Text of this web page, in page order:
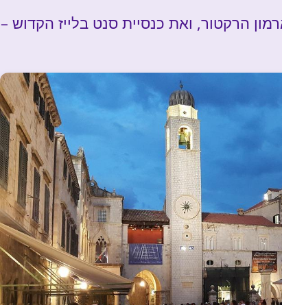
הרקטור, ואת כנסיית סנט בלייז הקדוש –